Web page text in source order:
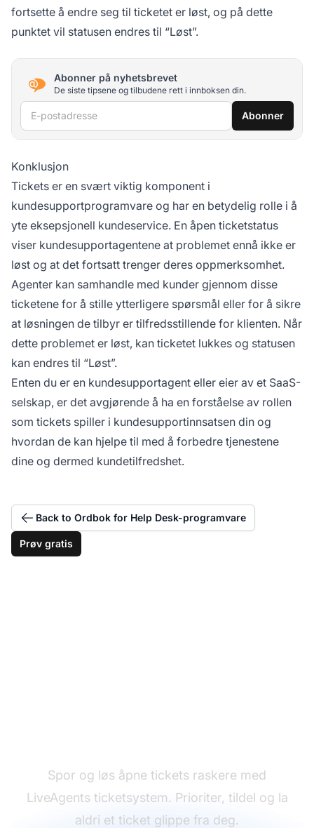
fortsette å endre seg til ticketet er løst, og på dette
punktet vil statusen endres til “Løst”.
Abonner på nyhetsbrevet
De siste tipsene og tilbudene rett i innboksen din.
E-postadresse Abonner
Konklusjon
Tickets er en svært viktig komponent i
kundesupportprogramvare og har en betydelig rolle i å
yte eksepsjonell kundeservice. En åpen ticketstatus
viser kundesupportagentene at problemet ennå ikke er
løst og at det fortsatt trenger deres oppmerksomhet.
Agenter kan samhandle med kunder gjennom disse
ticketene for å stille ytterligere spørsmål eller for å sikre
at løsningen de tilbyr er tilfredsstillende for klienten. Når
dette problemet er løst, kan ticketet lukkes og statusen
kan endres til “Løst”.
Enten du er en kundesupportagent eller eier av et SaaS-
selskap, er det avgjørende å ha en forståelse av rollen
som tickets spiller i kundesupportinnsatsen din og
hvordan de kan hjelpe til med å forbedre tjenestene
dine og dermed kundetilfredshet.
Back to Ordbok for Help Desk-programvare
Prøv gratis
Spor og løs åpne tickets raskere med
LiveAgents ticketsystem. Prioriter, tildel og la
aldri et ticket glippe fra deg.